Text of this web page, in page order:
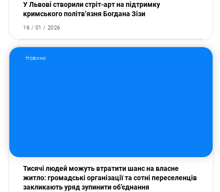
У Львові створили стріт-арт на підтримку
кримського політв’язня Богдана Зізи
16 / 01 / 2026
Новини
Тисячі людей можуть втратити шанс на власне
житло: громадські організації та сотні переселенців
закликають уряд зупинити об’єднання